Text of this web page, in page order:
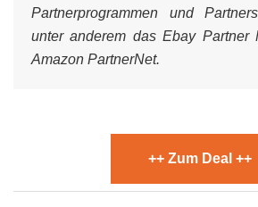
Partnerprogrammen und
unter anderem das Ebay Partner
Amazon PartnerNet.
++ Zum Deal ++